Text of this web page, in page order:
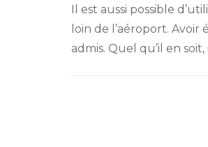
Il est aussi possible
loin de l’aéroport.
admis. Quel qu’il en